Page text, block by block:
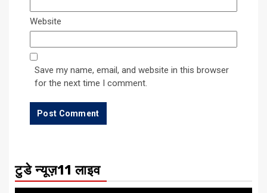
Website
Save my name, email, and website in this browser
for the next time I comment.
टुडे न्यूज़11 लाइव